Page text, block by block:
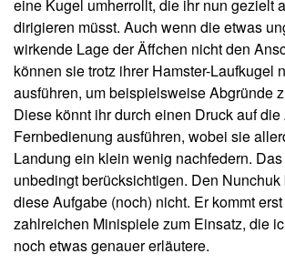
Um alle goldenen Bananen wieder zu
mehrere Inseln meistern, die sich
verschiedenen Welten befinden und sich
spielerisch stark voneinander
verschlägt es euch von karibischen
arktischen Schneelandschaften über
gesäumte Wüsten bis hin zu
düstere Geisterschiffe - um nur mal die
nennen. Entsprechend fallen auch die zu
Hindernisse und Levelelemente der
Trefft ihr in der grünen Vegetation noch
und hölzerne Apparaturen, so müsst ihr in